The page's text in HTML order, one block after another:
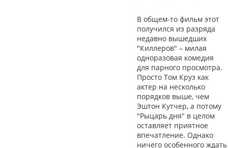
В общем-то фильм этот
получился из разряда
недавно вышедших
"Киллеров" – милая
одноразовая комедия
для парного просмотра.
Просто Том Круз как
актер на несколько
порядков выше, чем
Эштон Кутчер, а потому
"Рыцарь дня" в целом
оставляет приятное
впечатление. Однако
ничего особенного ждать